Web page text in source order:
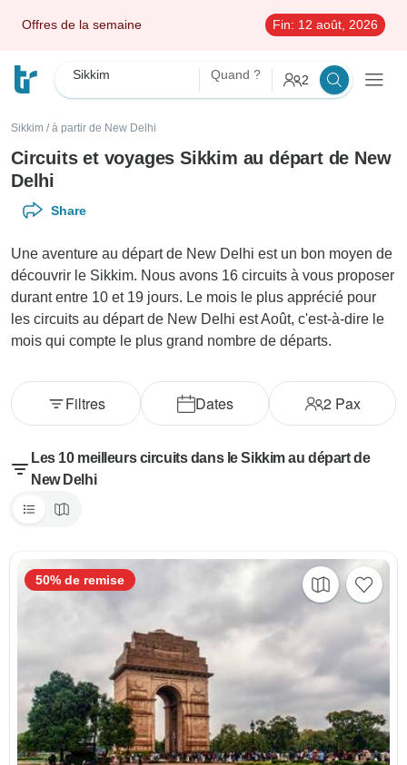
Offres de la semaine Fin: 12 août, 2026
Sikkim Quand ? 2
Sikkim / à partir de New Delhi
Circuits et voyages Sikkim au départ de New
Delhi
Share
Une aventure au départ de New Delhi est un bon moyen de
découvrir le Sikkim. Nous avons 16 circuits à vous proposer
durant entre 10 et 19 jours. Le mois le plus apprécié pour
les circuits au départ de New Delhi est Août, c'est-à-dire le
mois qui compte le plus grand nombre de départs.
Dates 2Pax
Filtres
Les 10 meilleurs circuits dans le Sikkim au départ de
New Delhi
50% de remise